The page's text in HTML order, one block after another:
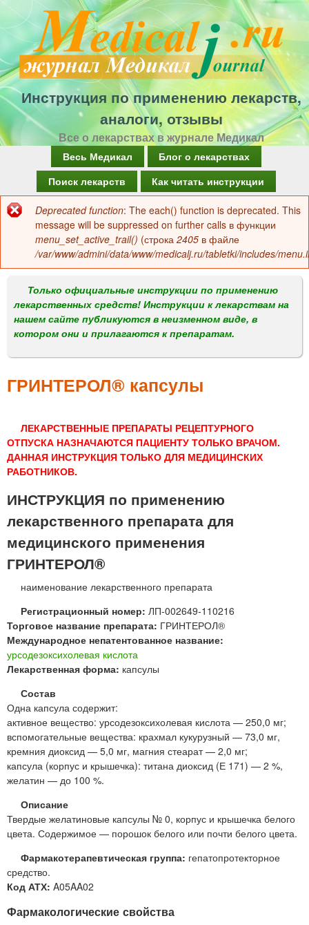
Перейти
к
основному
содержанию
Инструкция по применению лекарств,
аналоги, отзывы
Все о лекарствах в журнале Медикал
а
в
о
м
е
н
Весь Медикал
Блог о лекарствах
Поиск лекарств
Как читать инструкции
Сообщение
об
ошибке
Deprecated function: The each() function is deprecated. This
message will be suppressed on further calls в функции
menu_set_active_trail() (строка 2405 в файле
/var/www/admini/data/www/medicalj.ru/tabletki/includes/
Только официальные инструкции по применению
лекарственных средств! Инструкции к лекарствам на
нашем сайте публикуются в неизменном виде, в
котором они и прилагаются к препаратам.
ГРИНТЕРОЛ® капсулы
ЛЕКАРСТВЕННЫЕ ПРЕПАРАТЫ РЕЦЕПТУРНОГО
ОТПУСКА НАЗНАЧАЮТСЯ ПАЦИЕНТУ ТОЛЬКО ВРАЧОМ.
ДАННАЯ ИНСТРУКЦИЯ ТОЛЬКО ДЛЯ МЕДИЦИНСКИХ
РАБОТНИКОВ.
ИНСТРУКЦИЯ по применению
лекарственного препарата для
медицинского применения
ГРИНТЕРОЛ®
наименование лекарственного препарата
Регистрационный номер: ЛП-002649-110216
Торговое название препарата: ГРИНТЕРОЛ®
Международное непатентованное название:
урсодезоксихолевая кислота
Лекарственная форма: капсулы
Состав
Одна капсула содержит:
активное вещество: урсодезоксихолевая кислота — 250,0 мг;
вспомогательные вещества: крахмал кукурузный — 73,0 мг,
кремния диоксид — 5,0 мг, магния стеарат — 2,0 мг;
капсула (корпус и крышечка): титана диоксид (Е 171) — 2 %,
желатин — до 100 %.
Описание
Твердые желатиновые капсулы № 0, корпус и крышечка белого
цвета. Содержимое — порошок белого или почти белого цвета.
Фармакотерапевтическая группа: гепатопротекторное
средство.
Код АТХ: A05AA02
Фармакологические свойства